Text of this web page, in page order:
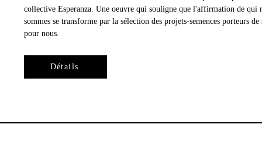
collective Esperanza. Une oeuvre qui souligne que l'affirmation de qui
sommes se transforme par la sélection des projets-semences porteurs de
pour nous.
Détails